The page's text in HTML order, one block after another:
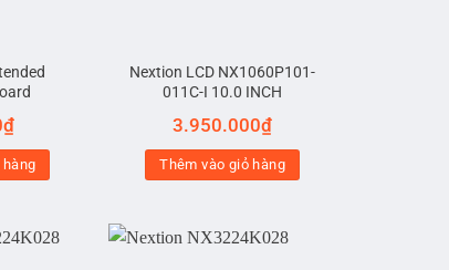
₫
Nextion LCD NX1060P101-
011C-I 10.0 INCH
3.950.000₫
Thêm vào giỏ hàng